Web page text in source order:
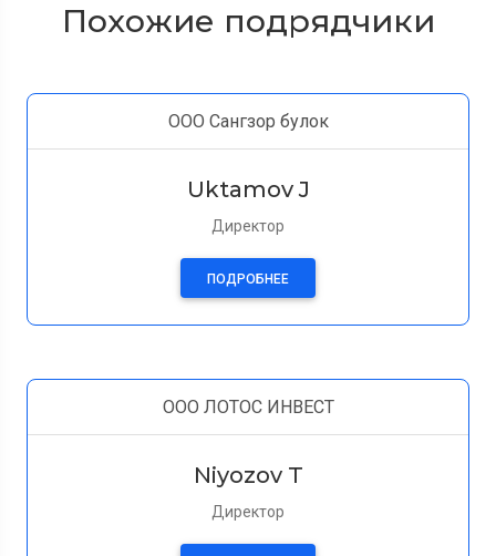
Похожие подрядчики
ООО Сангзор булок
Uktamov J
Директор
ПОДРОБНЕЕ
ООО ЛОТОС ИНВЕСТ
Niyozov T
Директор